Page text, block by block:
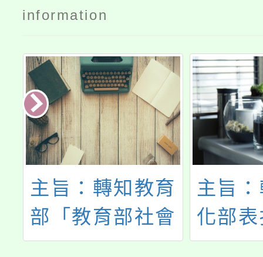
information
主旨：轉知教育
部「教育部社會
教育貢獻獎實施
主旨
化部
助文